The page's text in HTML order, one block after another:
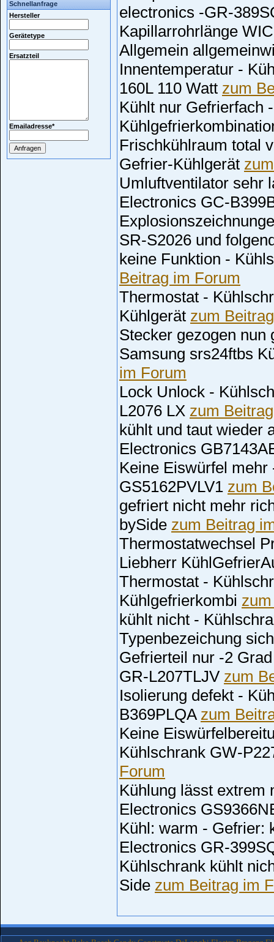
Schnellanfrage
Hersteller
Gerätetype
Ersatzteil
Emailadresse*
electronics -GR-
Kapillarrohrlänge
Allgemein
Innentemperatur -
160L 110 Watt zum
Kühlt nur Gefrierfach
Frischkühlraum total
Gefrier-Kühlgerät
Umluftventilator sehr
Electronics GC-
SR-S2026 und
keine Funktion -
Beitrag im Forum
Thermostat -
Kühlgerät zum
Stecker gezogen nun
Samsung srs24ftbs
im Forum
Lock Unlock -
L2076 LX zum
kühlt und taut wieder
Electronics
Keine Eiswürfel
GS5162PVLV1 zum
gefriert nicht mehr
bySide zum Beitrag
Thermostatwechsel
Liebherr
Thermostat -
Kühlgefrierkombi
kühlt nicht -
Typenbezeichung
Gefrierteil nur -2
GR-L207TLJV zum
Isolierung defekt -
B369PLQA zum
Keine
Kühlschrank GW-
Forum
Kühlung lässt extrem
Electronics
Kühl: warm - Gefrier:
Electronics GR-
Kühlschrank kühlt
Side zum Beitrag im